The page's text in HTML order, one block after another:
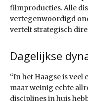
filmproducties. Alle
vertegenwoordigd
vertelt strategisch
Dagelijkse
“In het Haagse is veel
maar weinig echte
disciplines in huis